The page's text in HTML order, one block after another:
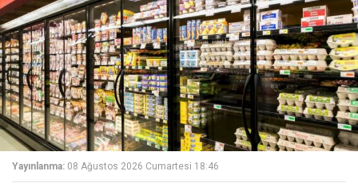
Yayınlanma: 08 Ağustos 2026 Cumartesi 18:46